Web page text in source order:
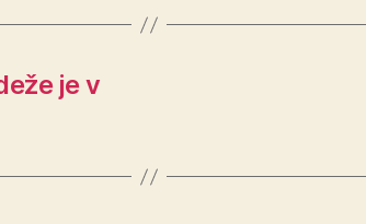
je v